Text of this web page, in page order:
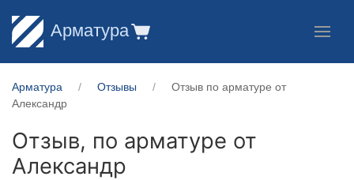
Арматура
Арматура Отзывы
Отзыв по арматуре от
Александр
Отзыв, по арматуре от
Александр